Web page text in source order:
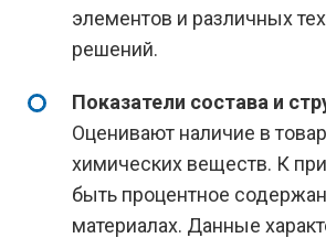
элементов и различных
решений.
Показатели состава и
Оценивают наличие в
химических веществ. К
быть процентное
материалах. Данные